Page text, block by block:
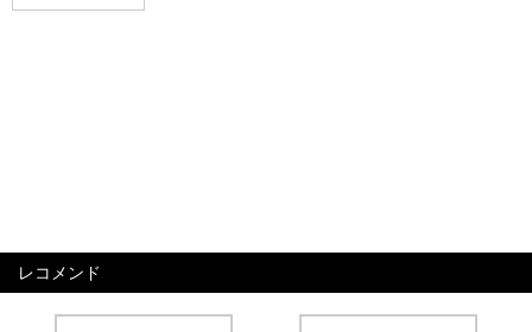
レコメンド